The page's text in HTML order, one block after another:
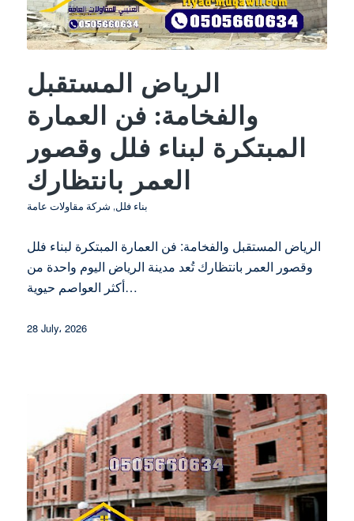
الرياض المستقبل
والفخامة: فن العمارة
المبتكرة لبناء فلل وقصور
العمر بانتظارك
بناء فلل, شركة مقاولات عامة
الرياض المستقبل والفخامة: فن العمارة المبتكرة لبناء فلل
وقصور العمر بانتظارك تُعد مدينة الرياض اليوم واحدة من
أكثر العواصم حيوية…
28 July، 2026